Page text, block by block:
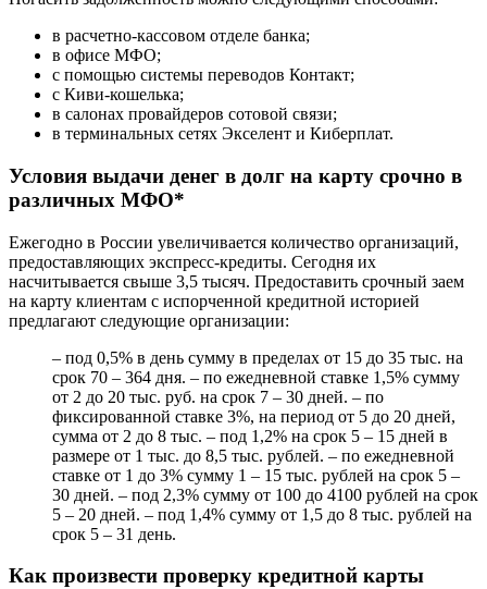
в расчетно-кассовом отделе банка;
в офисе МФО;
с помощью системы переводов Контакт;
с Киви-кошелька;
в салонах провайдеров сотовой связи;
в терминальных сетях Экселент и Киберплат.
Условия выдачи денег в долг на карту срочно в
различных МФО*
Ежегодно в России увеличивается количество организаций,
предоставляющих экспресс-кредиты. Сегодня их
насчитывается свыше 3,5 тысяч. Предоставить срочный заем
на карту клиентам с испорченной кредитной историей
предлагают следующие организации:
– под 0,5% в день сумму в пределах от 15 до 35 тыс. на
срок 70 – 364 дня. – по ежедневной ставке 1,5% сумму
от 2 до 20 тыс. руб. на срок 7 – 30 дней. – по
фиксированной ставке 3%, на период от 5 до 20 дней,
сумма от 2 до 8 тыс. – под 1,2% на срок 5 – 15 дней в
размере от 1 тыс. до 8,5 тыс. рублей. – по ежедневной
ставке от 1 до 3% сумму 1 – 15 тыс. рублей на срок 5 –
30 дней. – под 2,3% сумму от 100 до 4100 рублей на срок
5 – 20 дней. – под 1,4% сумму от 1,5 до 8 тыс. рублей на
срок 5 – 31 день.
Как произвести проверку кредитной карты